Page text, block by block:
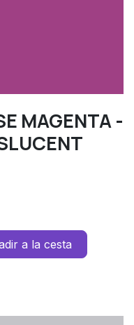
MAGENTA -
a la cesta